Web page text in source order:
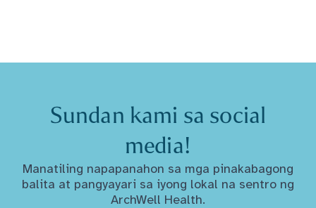
Sundan kami sa social
media!
Manatiling napapanahon sa mga pinakabagong
balita at pangyayari sa iyong lokal na sentro ng
ArchWell Health.